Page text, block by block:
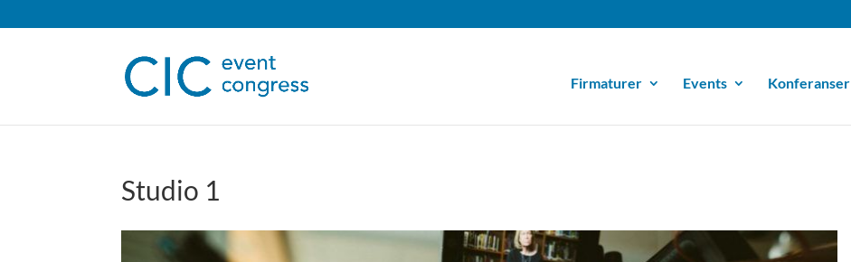
Firmaturer Events Konferanser
Studio 1